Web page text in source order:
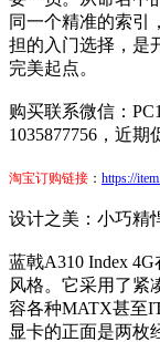
同一个精准的索引
担的入门选择，是
完美起点。
购买联系微信：
1035877756，近期
淘宝订购链接 ： https://
设计之美：小巧精
蓝戟A310 Index
风格。它采用了紧
容各种MATX甚至
显卡的正面是两枚